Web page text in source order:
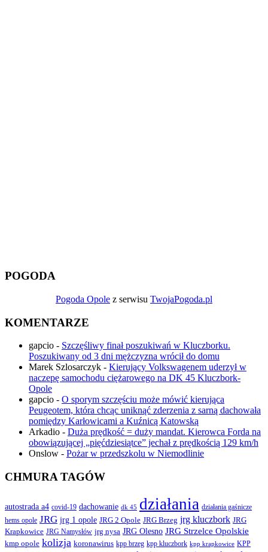
POGODA
Pogoda Opole z serwisu TwojaPogoda.pl
KOMENTARZE
gapcio - Szczęśliwy finał poszukiwań w Kluczborku.
Poszukiwany od 3 dni mężczyzna wrócił do domu
Marek Szlosarczyk - Kierujący Volkswagenem uderzył w
naczepę samochodu ciężarowego na DK 45 Kluczbork-
Opole
gapcio - O sporym szczęściu może mówić kierująca
Peugeotem, która chcąc uniknąć zderzenia z sarną dachowała
pomiędzy Karłowicami a Kuźnicą Katowską
Arkadio - Duża prędkość = duży mandat. Kierowca Forda na
obowiązującej „pięćdziesiątce” jechał z prędkością 129 km/h
Onslow - Pożar w przedszkolu w Niemodlinie
CHMURA TAGÓW
autostrada a4 covid-19 dachowanie dk 45 działania działania gaśnicze
hems opole JRG jrg 1 opole JRG 2 Opole JRG Brzeg jrg kluczbork JRG
Krapkowice JRG Namysłów jrg nysa JRG Olesno JRG Strzelce Opolskie
kmp opole kolizja koronawirus kpp brzeg kpp kluczbork kpp krapkowice KPP